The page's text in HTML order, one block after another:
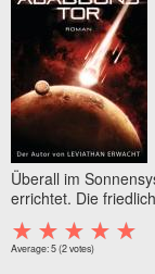
Überall im
errichtet. Die
Average:5(2votes)